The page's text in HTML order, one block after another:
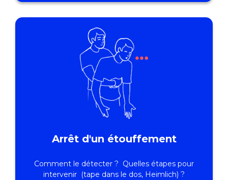
Arrêt d'un étouffement
Comment le détecter ? Quelles étapes pour
intervenir (tape dans le dos, Heimlich) ?